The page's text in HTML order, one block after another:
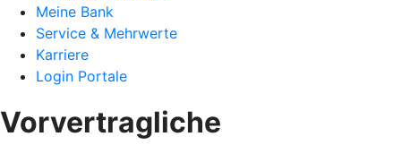
Meine Bank
Service & Mehrwerte
Karriere
Login Portale
Vorvertragliche